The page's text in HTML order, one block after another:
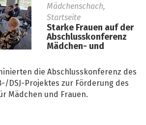
Mädchenschach,
Startseite
Starke Frauen auf der
Abschlusskonferenz
Mädchen- und
die Abschlusskonferenz des
DSJ-Projektes zur Förderung des
Mädchen und Frauen.